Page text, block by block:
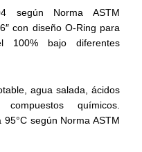
según Norma ASTM
con diseño O-Ring para
100% bajo diferentes
agua salada, ácidos
químicos.
según Norma ASTM